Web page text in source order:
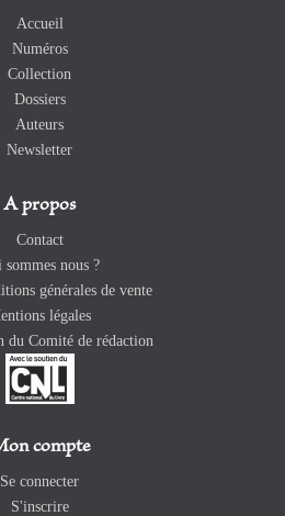
Accueil
Numéros
Collection
Dossiers
Auteurs
Newsletter
A propos
Contact
sommes nous ?
générales de vente
légales
du Comité de rédaction
compte
Se connecter
S'inscrire